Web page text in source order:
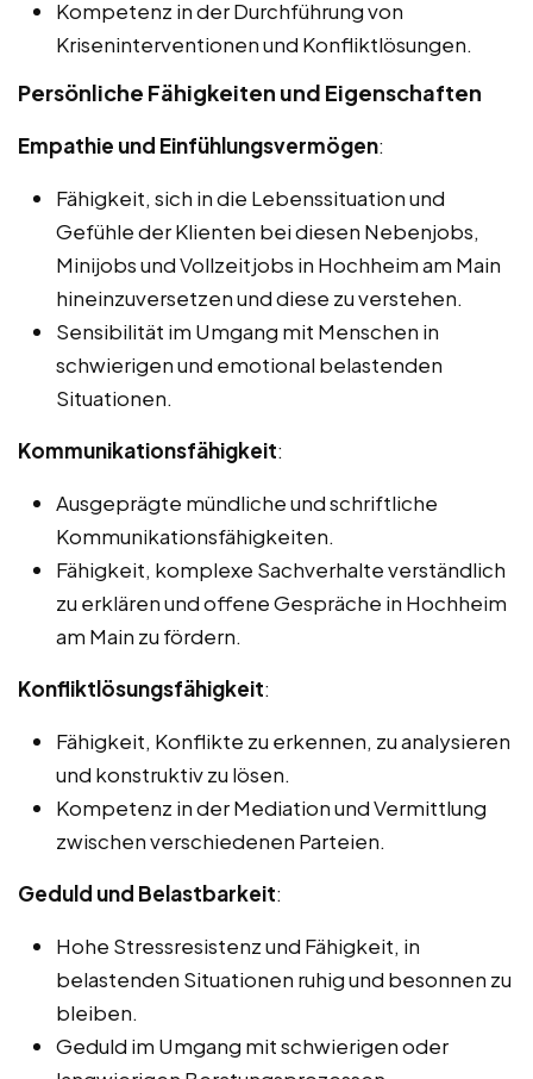
Kompetenz in der Durchführung von
Kriseninterventionen und Konfliktlösungen.
Persönliche Fähigkeiten und Eigenschaften
Empathie und Einfühlungsvermögen:
Fähigkeit, sich in die Lebenssituation und
Gefühle der Klienten bei diesen Nebenjobs,
Minijobs und Vollzeitjobs in Hochheim am Main
hineinzuversetzen und diese zu verstehen.
Sensibilität im Umgang mit Menschen in
schwierigen und emotional belastenden
Situationen.
Kommunikationsfähigkeit:
Ausgeprägte mündliche und schriftliche
Kommunikationsfähigkeiten.
Fähigkeit, komplexe Sachverhalte verständlich
zu erklären und offene Gespräche in Hochheim
am Main zu fördern.
Konfliktlösungsfähigkeit:
Fähigkeit, Konflikte zu erkennen, zu analysieren
und konstruktiv zu lösen.
Kompetenz in der Mediation und Vermittlung
zwischen verschiedenen Parteien.
Geduld und Belastbarkeit:
Hohe Stressresistenz und Fähigkeit, in
belastenden Situationen ruhig und besonnen zu
bleiben.
Geduld im Umgang mit schwierigen oder